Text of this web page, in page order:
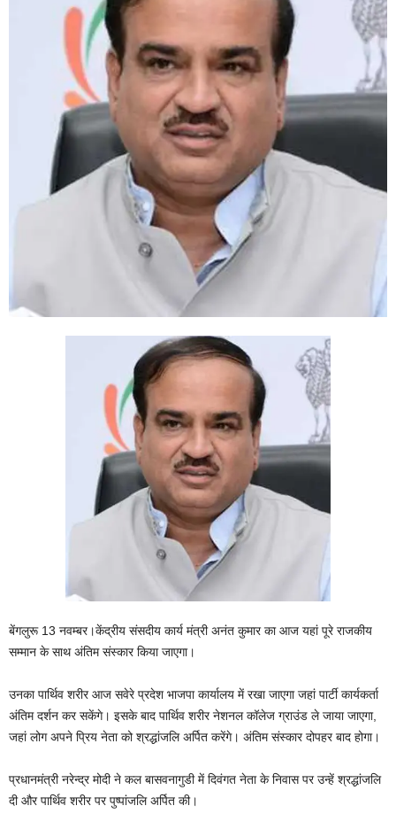
बेंगलुरू 13 नवम्बर।केंद्रीय संसदीय कार्य मंत्री अनंत कुमार का आज यहां पूरे राजकीय
सम्मान के साथ अंतिम संस्कार किया जाएगा।
उनका पार्थिव शरीर आज सवेरे प्रदेश भाजपा कार्यालय में रखा जाएगा जहां पार्टी कार्यकर्ता
अंतिम दर्शन कर सकेंगे। इसके बाद पार्थिव शरीर नेशनल कॉलेज ग्राउंड ले जाया जाएगा,
जहां लोग अपने प्रिय नेता को श्रद्धांजलि अर्पित करेंगे। अंतिम संस्कार दोपहर बाद होगा।
प्रधानमंत्री नरेन्द्र मोदी ने कल बासवनागुडी में दिवंगत नेता के निवास पर उन्हें श्रद्धांजलि
दी और पार्थिव शरीर पर पुष्पांजलि अर्पित की।